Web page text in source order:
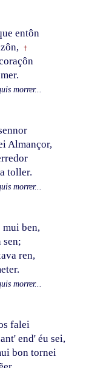
entôn
†
morrer...
Almançor,
toller.
morrer...
mui ben,
sen;
ren,
morrer...
falei
end' éu sei,
bon tornei